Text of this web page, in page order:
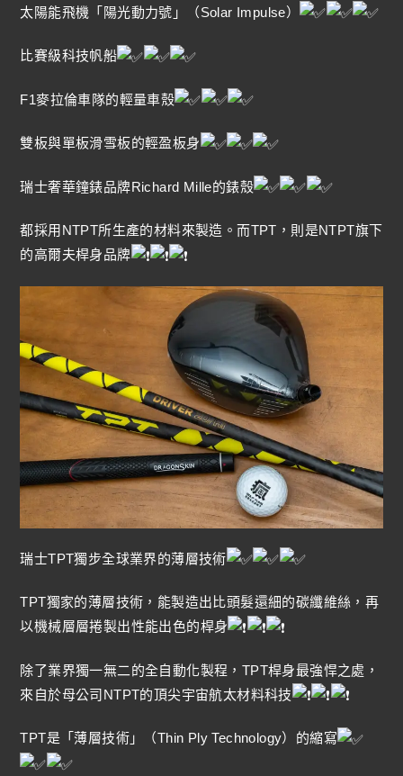
太陽能飛機「陽光動力號」（Solar Impulse）
比賽級科技帆船
F1麥拉倫車隊的輕量車殼
雙板與單板滑雪板的輕盈板身
瑞士奢華鐘錶品牌Richard Mille的錶殼
都採用NTPT所生產的材料來製造。而TPT，則是NTPT旗下
的高爾夫桿身品牌
瑞士TPT獨步全球業界的薄層技術
TPT獨家的薄層技術，能製造出比頭髮還細的碳纖維絲，再
以機械層層捲製出性能出色的桿身
除了業界獨一無二的全自動化製程，TPT桿身最強悍之處，
來自於母公司NTPT的頂尖宇宙航太材料科技
TPT是「薄層技術」（Thin Ply Technology）的縮寫